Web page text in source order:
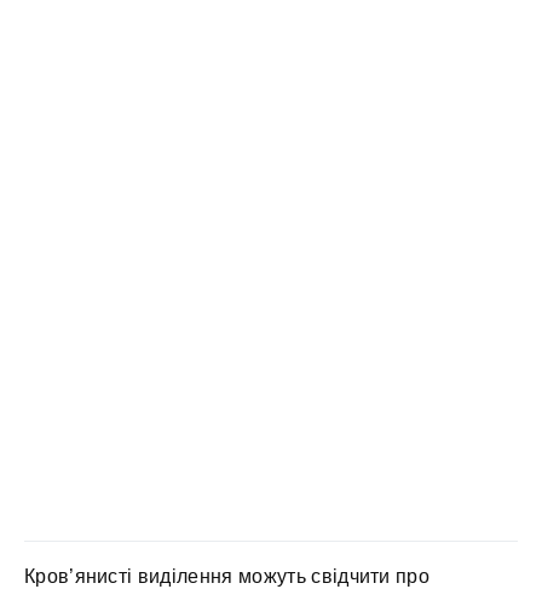
Кров’янисті виділення можуть свідчити про